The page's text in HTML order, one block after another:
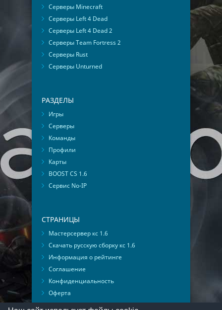
Серверы Minecraft
Серверы Left 4 Dead
Серверы Left 4 Dead 2
Серверы Team Fortress 2
Серверы Rust
Серверы Unturned
РАЗДЕЛЫ
Игры
Серверы
Команды
Профили
Карты
BOOST CS 1.6
Сервис No-IP
СТРАНИЦЫ
Мастерсервер кс 1.6
Скачать русскую сборку кс 1.6
Информация о рейтинге
Соглашение
Конфиденциальность
Оферта
Мониторинг ВКонтакте